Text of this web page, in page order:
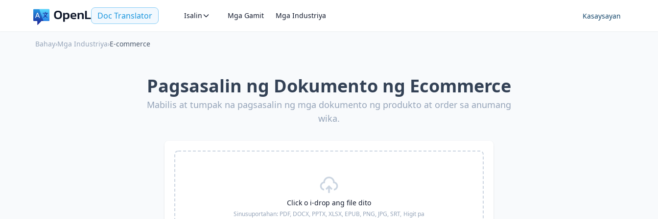
Doc Translator Isalin Mga Gamit Mga Industriya Kasaysayan
Bahay›Mga Industriya›E-commerce
Pagsasalin ng Dokumento ng Ecommerce
Mabilis at tumpak na pagsasalin ng mga dokumento ng produkto at order sa anumang
wika.
Click o i-drop ang file dito
Sinusuportahan: PDF, DOCX, PPTX, XLSX, EPUB, PNG, JPG, SRT, Higit pa